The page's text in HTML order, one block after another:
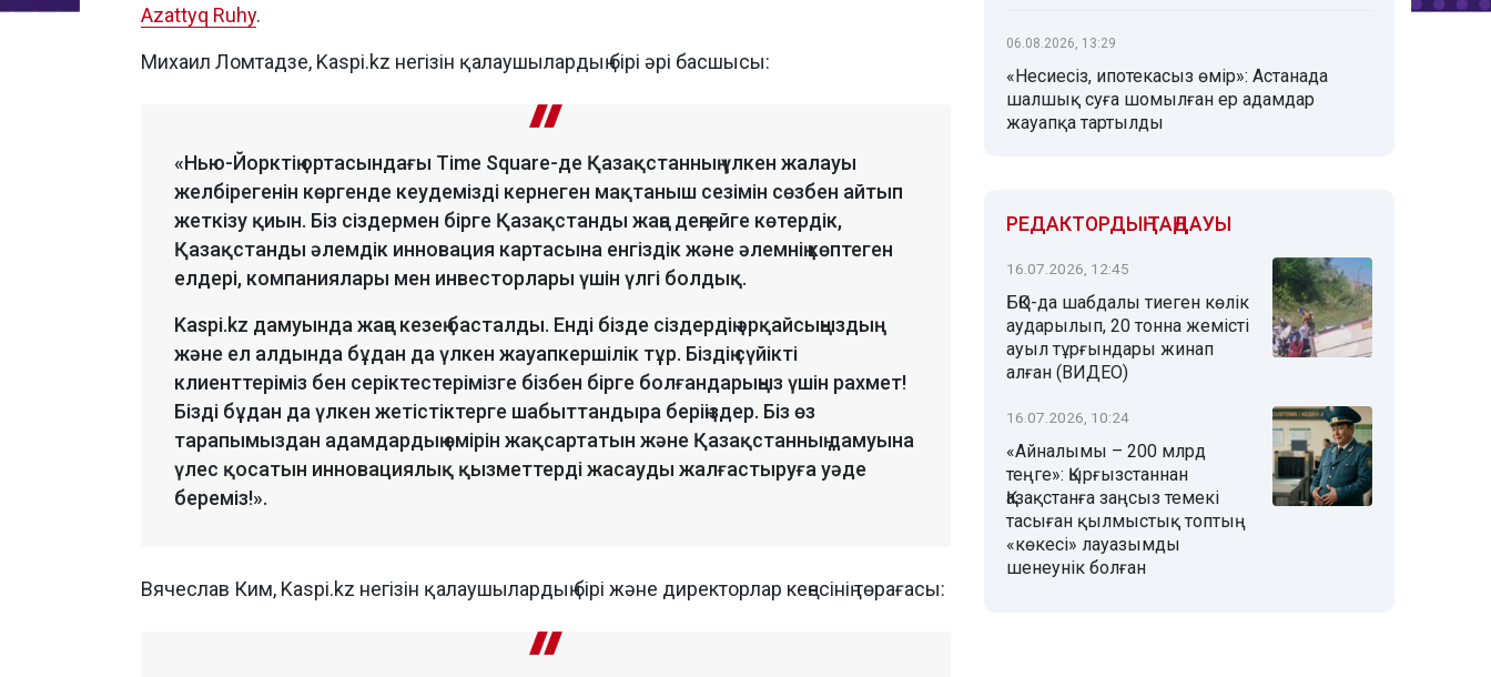
Azattyq Ruhy.
Михаил Ломтадзе, Kaspi.kz негізін қалаушылардың бірі әрі басшысы:
«Нью-Йорктің ортасындағы Time Square-де Қазақстанның үлкен жалауы
желбірегенін көргенде кеудемізді кернеген мақтаныш сезімін сөзбен айтып
жеткізу қиын. Біз сіздермен бірге Қазақстанды жаңа деңгейге көтердік,
Қазақстанды әлемдік инновация картасына енгіздік және әлемнің көптеген
елдері, компаниялары мен инвесторлары үшін үлгі болдық.
Kaspi.kz дамуында жаңа кезең басталды. Енді бізде сіздердің әрқайсыңыздың
және ел алдында бұдан да үлкен жауапкершілік тұр. Біздің сүйікті
клиенттеріміз бен серіктестерімізге бізбен бірге болғандарыңыз үшін рахмет!
Бізді бұдан да үлкен жетістіктерге шабыттандыра беріңіздер. Біз өз
тарапымыздан адамдардың өмірін жақсартатын және Қазақстанның дамуына
үлес қосатын инновациялық қызметтерді жасауды жалғастыруға уәде
береміз!».
Вячеслав Ким, Kaspi.kz негізін қалаушылардың бірі және директорлар кеңесінің төрағасы:
06.08.2026, 13:29
«Несиесіз, ипотекасыз өмір»: Астанада
шалшық суға шомылған ер адамдар
жауапқа тартылды
РЕДАКТОРДЫҢ ТАҢДАУЫ
16.07.2026, 12:45
БҚО-да шабдалы тиеген көлік
аударылып, 20 тонна жемісті
ауыл тұрғындары жинап
алған (ВИДЕО)
16.07.2026, 10:24
«Айналымы – 200 млрд
теңге»: Қырғызстаннан
Қазақстанға заңсыз темекі
тасыған қылмыстық топтың
«көкесі» лауазымды
шенеунік болған